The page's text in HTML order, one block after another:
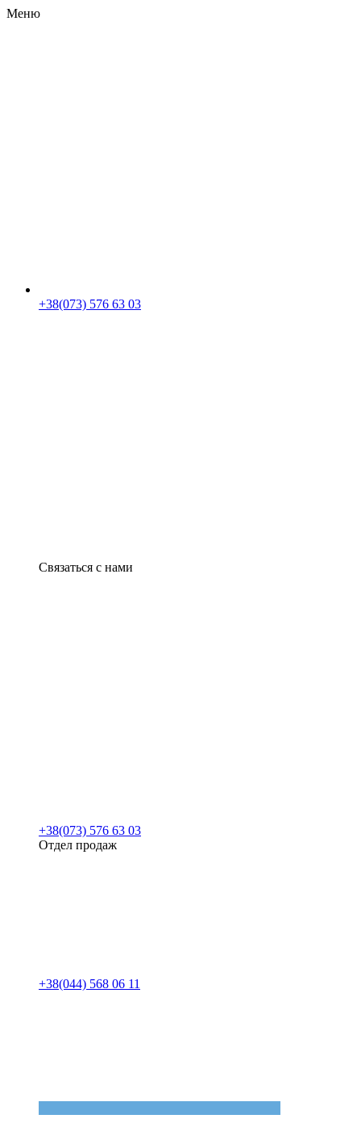
Меню
+38(073) 576 63 03
Связаться с нами
+38(073) 576 63 03
Отдел продаж
+38(044) 568 06 11